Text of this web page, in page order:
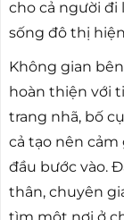
cho cả người đi
sống đô thị
Không gian
hoàn thiện với
trang nhã, bố
cả tạo nên cảm
đầu bước vào.
thân, chuyên
tìm một nơi ở